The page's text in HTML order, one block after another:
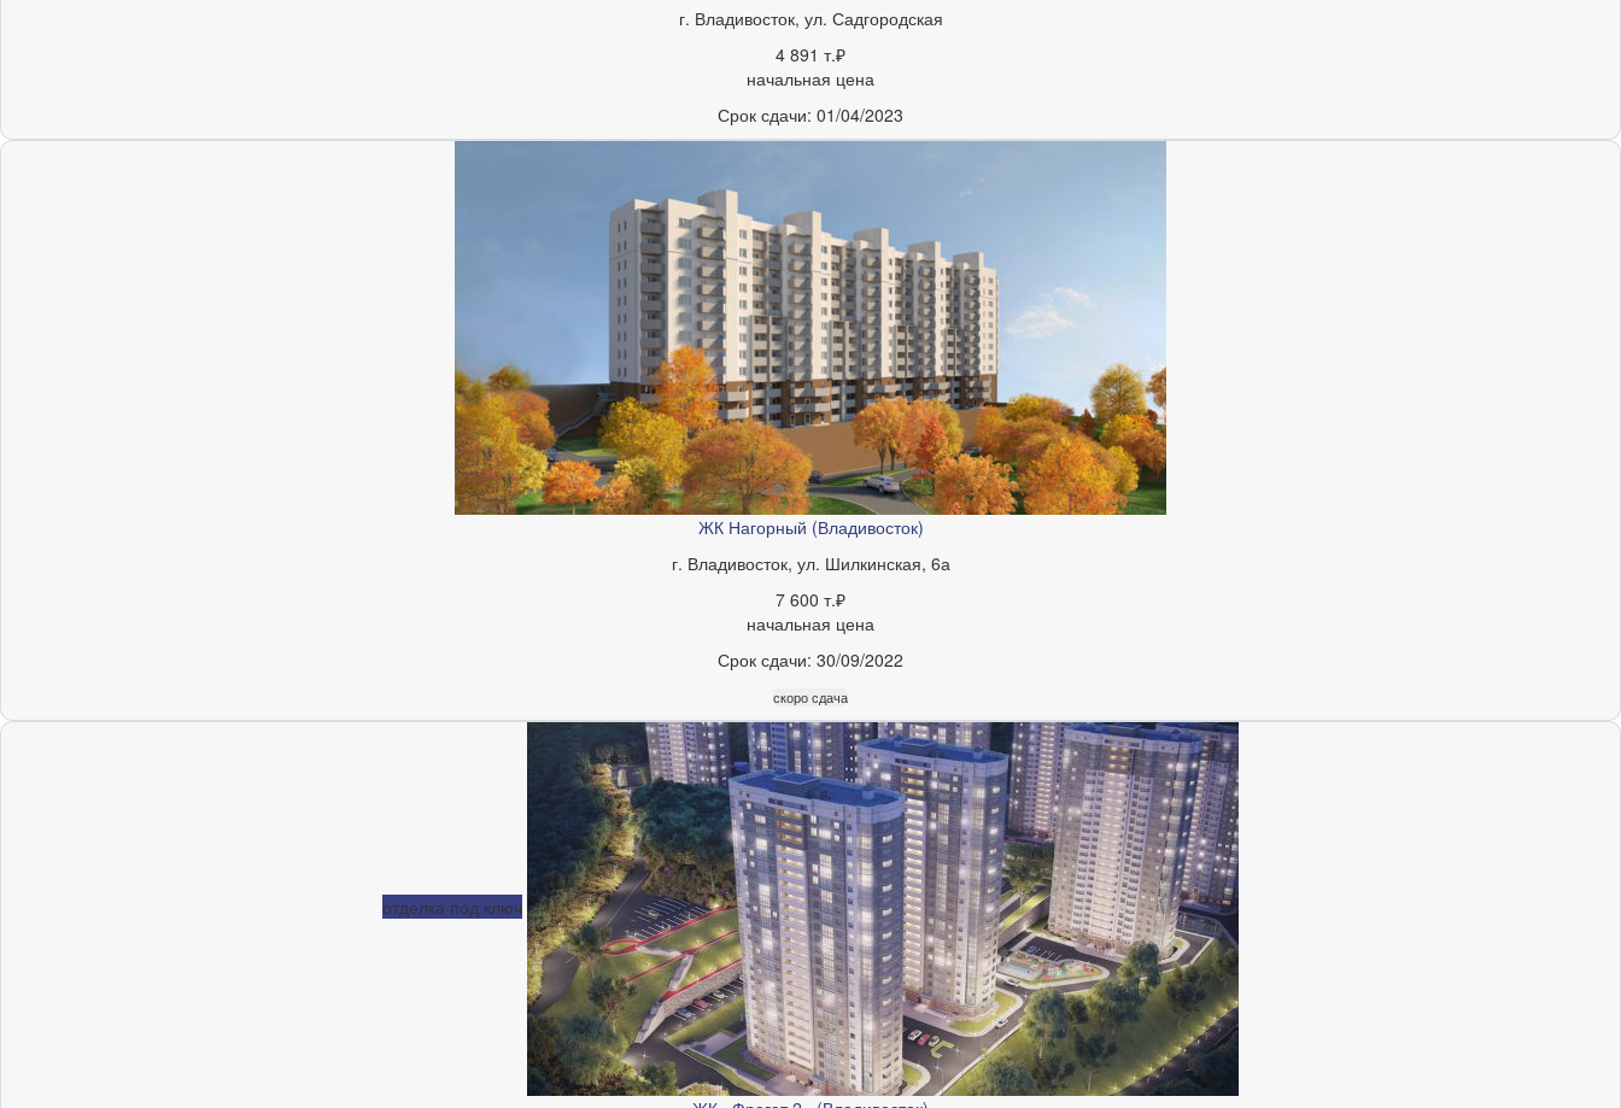
г. Владивосток, ул. Садгородская
4 891 т.₽
начальная цена
Срок сдачи: 01/04/2023
ЖК Нагорный (Владивосток)
г. Владивосток, ул. Шилкинская, 6а
7 600 т.₽
начальная цена
Срок сдачи: 30/09/2022
скоро сдача
отделка под ключ